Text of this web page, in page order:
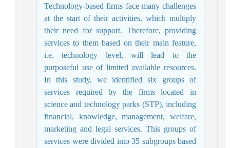
Technology-based firms face many challenges
at the start of their activities, which multiply
their need for support.
Therefore, providing
services to them based on their main feature,
i.e. technology level, will lead to the
purposeful use of limited available resources.
In this study, we identified six groups of
services required bythe firmslocated in
science and technology parks (STP) ,including
financial, knowledge, management, welfare,
marketing and legal services . This groups of
services were divided into 35 subgroups based